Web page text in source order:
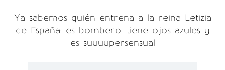
Ya sabemos quién entrena a la reina Letizia
de España: es bombero, tiene ojos azules y
es suuuupersensual